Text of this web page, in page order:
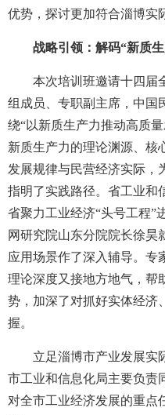
优势，探讨更加符合淄博实
战略引领：解码“新质
本次培训班邀请十四届
组成员、专职副主席，中国
绕“以新质生产力推动高质
新质生产力的理论渊源、核
发展规律与民营经济实际，
指明了实践路径。省工业和
省聚力工业经济“头号工程”
网研究院山东分院院长徐昊
应用场景作了深入辅导。专
理论深度又接地方地气，帮
势，加深了对抓好实体经济
握。
立足淄博市产业发展实际
市工业和信息化局主要负责
对全市工业经济发展的重点